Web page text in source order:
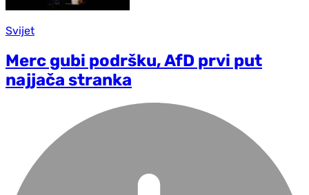
Svijet
Merc gubi podršku, AfD prvi put
najjača stranka